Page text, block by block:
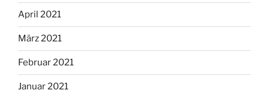
April 2021
März 2021
Februar 2021
Januar 2021